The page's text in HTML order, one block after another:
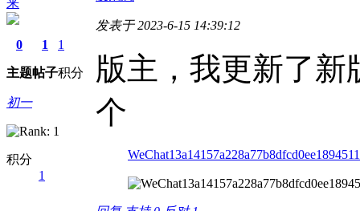
0
主题
1
帖子
1
积分
初一
积分
1
发表于 2023-6-15 14:39:12
版主，我更新了
个